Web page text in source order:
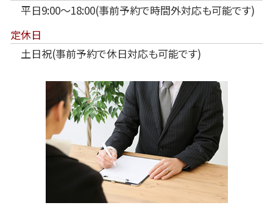
平日9:00～18:00(事前予約で時間外対応も可能です)
定休日
土日祝(事前予約で休日対応も可能です)